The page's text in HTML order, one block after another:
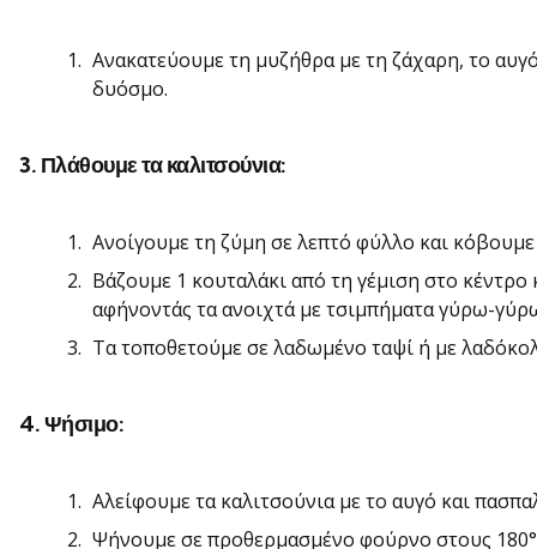
Ανακατεύουμε τη μυζήθρα με τη ζάχαρη, το
δυόσμο.
3. Πλάθουμε τα καλιτσούνια:
Ανοίγουμε τη ζύμη σε λεπτό φύλλο και
Βάζουμε 1 κουταλάκι από τη γέμιση στο κέντρο
αφήνοντάς τα ανοιχτά με τσιμπήματα γύρω-
Τα τοποθετούμε σε λαδωμένο ταψί ή με
4. Ψήσιμο:
Αλείφουμε τα καλιτσούνια με το αυγό και
Ψήνουμε σε προθερμασμένο φούρνο στους